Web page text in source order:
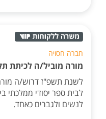
חברה חסויה
מורה מוביל/ה לכיתת
לשנת תשפ"ז דרוש/ה
לבית ספר יסודי ממלכתי
לנשים ולגברים כאחד.